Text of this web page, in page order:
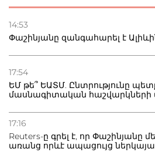
14:53
Փաշինյանը զանգահարել է
17:54
ԵՄ թե՞ ԵԱՏՄ. Ընտրությունը
մասնագիտական հաշվարկների
17:16
Reuters-ը գրել է, որ Փաշինյանը
առանց որևէ ապացույց
22.07.2026
տուժածներ կան
21.07.2026
Դատվածություն ունեցող
բնակվել Ռուսաստանում
20.07.2026
Բաքվի բանտից գեներալ
Փաշինյանին